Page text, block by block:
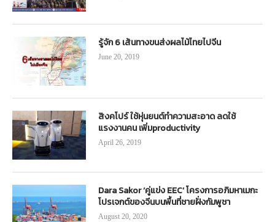
รู้จัก 6 เส้นทางขนส่งผลไม้ไทยไปจีน
June 20, 2019
สิงคโปร์ ใช้หุ่นยนต์ทำความสะอาด ลดใช้
แรงงานคน เพิ่มproductivity
April 26, 2019
Dara Sakor ‘คู่แข่ง EEC’ โครงการอภิมหาเมกะ
โปรเจกต์ของจีนบนพื้นที่ชายฝั่งกัมพูชา
August 20, 2020